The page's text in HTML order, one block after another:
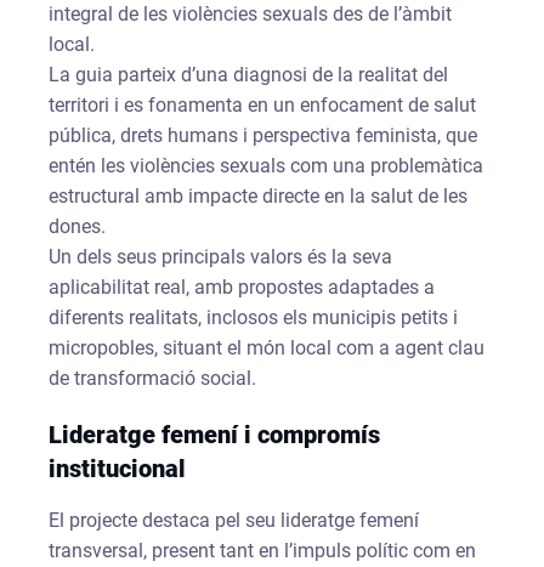
integral de les violències sexuals des de l’àmbit
local.
La guia parteix d’una diagnosi de la realitat del
territori i es fonamenta en un enfocament de salut
pública, drets humans i perspectiva feminista, que
entén les violències sexuals com una problemàtica
estructural amb impacte directe en la salut de les
dones.
Un dels seus principals valors és la seva
aplicabilitat real, amb propostes adaptades a
diferents realitats, inclosos els municipis petits i
micropobles, situant el món local com a agent clau
de transformació social.
Lideratge femení i compromís
institucional
El projecte destaca pel seu lideratge femení
transversal, present tant en l’impuls polític com en